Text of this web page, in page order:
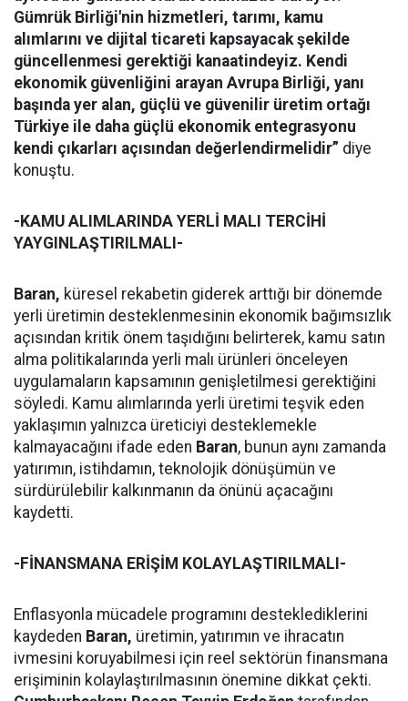
Gümrük Birliği'nin hizmetleri, tarımı, kamu
alımlarını ve dijital ticareti kapsayacak şekilde
güncellenmesi gerektiği kanaatindeyiz. Kendi
ekonomik güvenliğini arayan Avrupa Birliği, yanı
başında yer alan, güçlü ve güvenilir üretim ortağı
Türkiye ile daha güçlü ekonomik entegrasyonu
kendi çıkarları açısından değerlendirmelidir” diye
konuştu.
-KAMU ALIMLARINDA YERLİ MALI TERCİHİ
YAYGINLAŞTIRILMALI-
Baran, küresel rekabetin giderek arttığı bir dönemde
yerli üretimin desteklenmesinin ekonomik bağımsızlık
açısından kritik önem taşıdığını belirterek, kamu satın
alma politikalarında yerli malı ürünleri önceleyen
uygulamaların kapsamının genişletilmesi gerektiğini
söyledi. Kamu alımlarında yerli üretimi teşvik eden
yaklaşımın yalnızca üreticiyi desteklemekle
kalmayacağını ifade eden Baran, bunun aynı zamanda
yatırımın, istihdamın, teknolojik dönüşümün ve
sürdürülebilir kalkınmanın da önünü açacağını
kaydetti.
-FİNANSMANA ERİŞİM KOLAYLAŞTIRILMALI-
Enflasyonla mücadele programını desteklediklerini
kaydeden Baran, üretimin, yatırımın ve ihracatın
ivmesini koruyabilmesi için reel sektörün finansmana
erişiminin kolaylaştırılmasının önemine dikkat çekti.